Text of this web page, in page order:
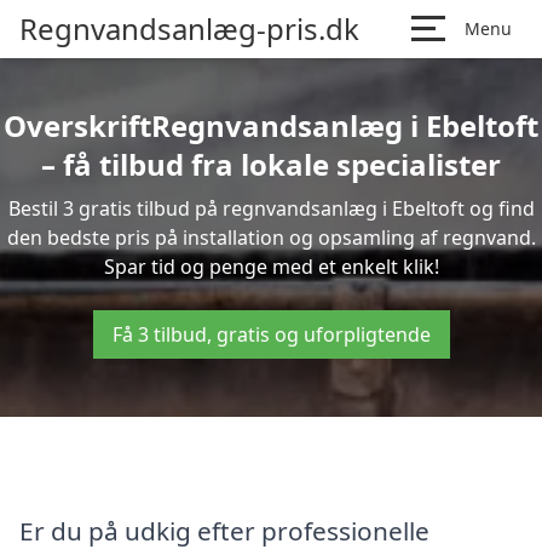
Regnvandsanlæg-pris.dk Menu
OverskriftRegnvandsanlæg i Ebeltoft
– få tilbud fra lokale specialister
Bestil 3 gratis tilbud på regnvandsanlæg i Ebeltoft og find
den bedste pris på installation og opsamling af regnvand.
Spar tid og penge med et enkelt klik!
Få 3 tilbud, gratis og uforpligtende
Er du på udkig efter professionelle